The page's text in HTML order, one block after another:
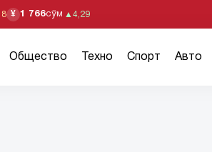
¥ 1 766сўм ▲ 4,29
Общество Техно Спорт Авто